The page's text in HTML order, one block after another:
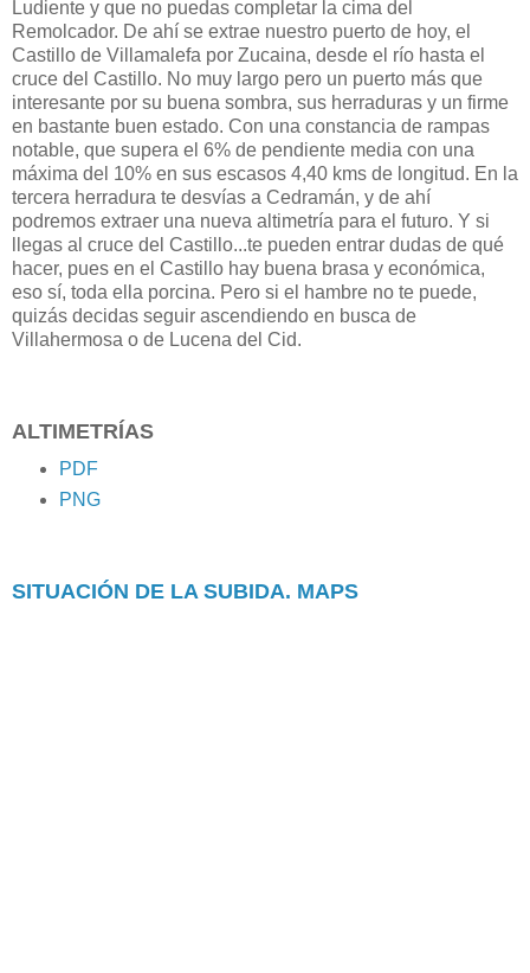
Ludiente y que no puedas completar la cima del
Remolcador. De ahí se extrae nuestro puerto de hoy, el
Castillo de Villamalefa por Zucaina, desde el río hasta el
cruce del Castillo. No muy largo pero un puerto más que
interesante por su buena sombra, sus herraduras y un firme
en bastante buen estado. Con una constancia de rampas
notable, que supera el 6% de pendiente media con una
máxima del 10% en sus escasos 4,40 kms de longitud. En la
tercera herradura te desvías a Cedramán, y de ahí
podremos extraer una nueva altimetría para el futuro. Y si
llegas al cruce del Castillo...te pueden entrar dudas de qué
hacer, pues en el Castillo hay buena brasa y económica,
eso sí, toda ella porcina. Pero si el hambre no te puede,
quizás decidas seguir ascendiendo en busca de
Villahermosa o de Lucena del Cid.
ALTIMETRÍAS
PDF
PNG
SITUACIÓN DE LA SUBIDA. MAPS